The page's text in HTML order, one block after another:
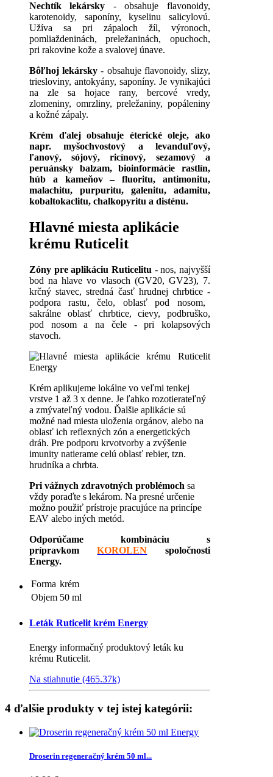
Nechtík lekársky - obsahuje flavonoidy,
karotenoidy, saponíny, kyselinu salicylovú.
Užíva sa pri zápaloch žíl, výronoch,
pomliaždeninách, preležaninách, opuchoch,
pri rakovine kože a svalovej únave.
Bôľhoj lekársky - obsahuje flavonoidy, slizy,
triesloviny, antokyány, saponíny. Je vynikajúci
na zle sa hojace rany, bercové vredy,
zlomeniny, omrzliny, preležaniny, popáleniny
a kožné zápaly.
Krém ďalej obsahuje éterické oleje, ako
napr. myšochvostový a levanduľový,
ľanový, sójový, ricínový, sezamový a
peruánsky balzam, bioinformácie rastlín,
húb a kameňov – fluoritu, antimonitu,
malachitu, purpuritu, galenitu, adamitu,
kobaltokaclitu, chalkopyritu a disténu.
Hlavné miesta aplikácie
krému Ruticelit
Zóny pre aplikáciu Ruticelitu -nos,najvyšší
bod na hlave vo vlasoch (GV20, GV23), 7.
krčný stavec,stredná časť hrudnej chrbtice -
podpora rastu, čelo, oblasť pod nosom,
sakrálne
oblasť chrbtice,cievy, podbruško,
pod
nosom a na čele -pri
kolapsových
stavoch.
Krém aplikujeme lokálne vo veľmi tenkej
vrstve 1 až 3 x denne. Je ľahko rozotierateľný
a zmývateľný vodou. Ďalšie aplikácie sú
možné nad miesta uloženia orgánov, alebo na
oblasť ich reflexných zón a energetických
dráh. Pre podporu krvotvorby a zvýšenie
imunity natierame celú oblasť rebier, tzn.
hrudníka a chrbta.
Pri vážnych zdravotných problémoch sa
vždy poraďte s lekárom. Na presné určenie
možno použiť prístroje pracujúce na princípe
EAV alebo iných metód.
Odporúčame kombináciu s
prípravkomKOROLEN spoločnosti
Energy.
Forma krém
Objem 50 ml
Leták Ruticelit krém Energy
Energy informačný produktový leták ku
krému Ruticelit.
Na stiahnutie (465.37k)
4 ďalšie produkty v tej istej kategórii:
Droserin regeneračný krém 50 ml...